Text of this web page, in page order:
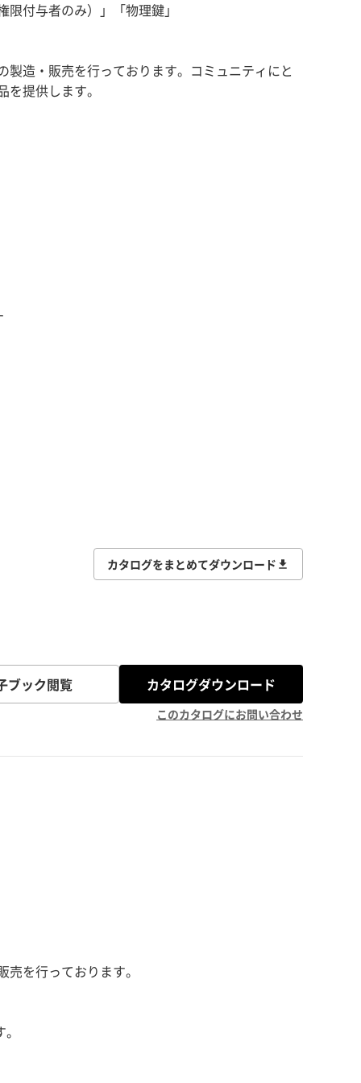
付与者のみ）」「物理鍵」
造・販売を行っております。コミュニティにと
提供します。
カタログをまとめてダウンロード
ブック閲覧 カタログダウンロード
このカタログにお問い合わせ
を行っております。